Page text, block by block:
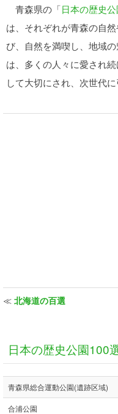
青森県の「日本の歴史
は、それぞれが青森の自
び、自然を満喫し、地域
は、多くの人々に愛され
して大切にされ、次世代
≪ 北海道の百選
日本の歴史公園100
青森県総合運動公園(遺跡区域)
合浦公園